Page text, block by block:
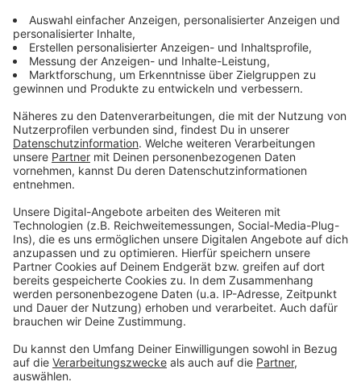
Beteiligungsmöglichkeiten an Projekten der Stadt.
Bitkom veröffentlicht das Ranking der smartesten
Städte Deutschlands jedes Jahr.
Anzeige
Weitere Meldungen aus Leverkusen
Anzeige
Leverkusen räumt auf: "Wir für unsere Stadt" ist zurück
Urteil im Prozess um Messerattacke in Leverkusen
erwartet
Leverkusener Fähre steht bis Freitag weiter still